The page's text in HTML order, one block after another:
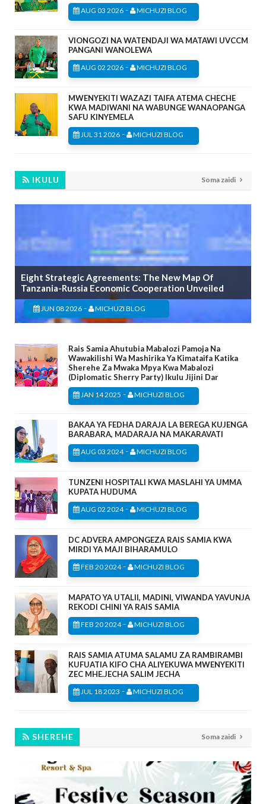
AUG 03 2026 - MICHUZI BLOG
VIONGOZI NA WATENDAJI WA MATAWI UVCCM
PANGANI WANOLEWA
AUG 02 2026 - MICHUZI BLOG
MWENYEKITI WAZAZI TAIFA ATEMA CHECHE
KWA MADIWANI NA WABUNGE WANAOPANGA
SAFU KINYEMELA
JUL 31 2026 - MICHUZI BLOG
IKULU Soma zaidi
Eight Strategic Agreements: The New Map Of
Tanzania-Russia Economic Cooperation Unveiled
JUN 08 2026 - MICHUZI BLOG
Rais Samia Ahutubia Mabalozi Pamoja Na
Wawakilishi Wa Mashirika Ya Kimataifa Katika
Sherehe Za Mwaka Mpya Kwa Mabalozi
(Diplomatic Sherry Party) Ikulu Jijini Dar
JAN 14 2025 - MICHUZI BLOG
BAKAA YA FEDHA DARAJA LA BEREGA KUJENGA
BARABARA, MADARAJA NA MAKARAVATI
AUG 03 2024- MICHUZI BLOG
TUNZENI HOSPITALI KWA MASLAHI YA UMMA
KUPATA HUDUMA
AUG 02 2024- MICHUZI BLOG
DC ADVERA AMPONGEZA RAIS SAMIA KWA
MIRDI YA MAJI BIHARAMULO
FEB 20 2024- MICHUZI BLOG
MAPATO YA UTALII, MADINI, VIWANDA YAVUNJA
REKODI CHINI YA RAIS SAMIA
FEB 20 2024- MICHUZI BLOG
RAIS SAMIA ATUMA SALAMU ZA RAMBIRAMBI
KUFUATIA KIFO CHA ALIYEKUWA MWENYEKITI
ZEC MHE.JECHA SALIM JECHA
JUL 18 2023 - MICHUZI BLOG
SHEREHE Soma zaidi